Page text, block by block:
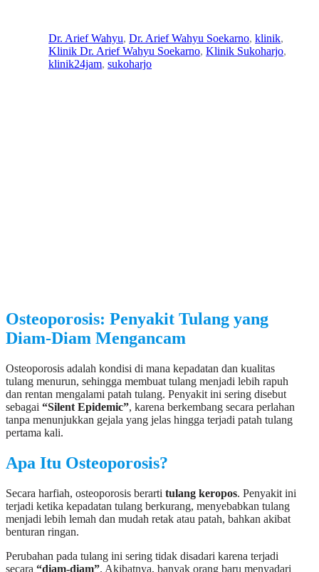
Dr. Arief Wahyu, Dr. Arief Wahyu Soekarno, klinik
Klinik Dr. Arief Wahyu Soekarno, Klinik Sukoharjo
klinik24jam, sukoharjo
Osteoporosis: Penyakit Tulang yang
Diam-Diam Mengancam
Osteoporosis adalah kondisi di mana kepadatan dan kualitas
tulang menurun, sehingga membuat tulang menjadi lebih rapuh
dan rentan mengalami patah tulang. Penyakit ini sering disebut
sebagai “Silent Epidemic”, karena berkembang secara perlahan
tanpa menunjukkan gejala yang jelas hingga terjadi patah tulang
pertama kali.
Apa Itu Osteoporosis?
Secara harfiah, osteoporosis berarti tulang keropos. Penyakit ini
terjadi ketika kepadatan tulang berkurang, menyebabkan tulang
menjadi lebih lemah dan mudah retak atau patah, bahkan akibat
benturan ringan.
Perubahan pada tulang ini sering tidak disadari karena terjadi
secara “diam-diam”. Akibatnya, banyak orang baru menyadari